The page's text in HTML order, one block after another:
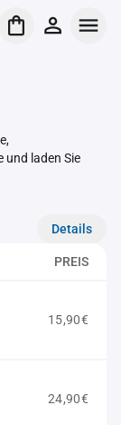
und laden Sie
Details
PREIS
15,90€
24,90€